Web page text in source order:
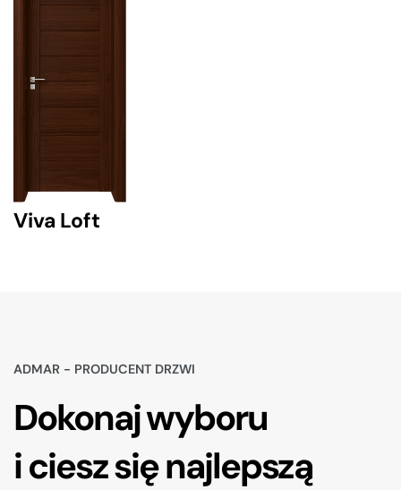
Viva Loft
ADMAR - PRODUCENT DRZWI
Dokonaj wyboru
i ciesz się najlepszą